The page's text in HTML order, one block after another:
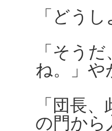
「どうし
「そう
ね。」や
「団長
の門から